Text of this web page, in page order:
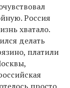
Россия
хватало.
делать
платили
просто